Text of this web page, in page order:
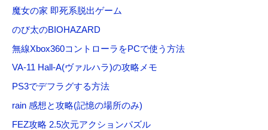
魔女の家 即死系脱出ゲーム
のび太のBIOHAZARD
無線Xbox360コントローラをPCで使う方法
VA-11 Hall-A(ヴァルハラ)の攻略メモ
PS3でデフラグする方法
rain 感想と攻略(記憶の場所のみ)
FEZ攻略 2.5次元アクションパズル